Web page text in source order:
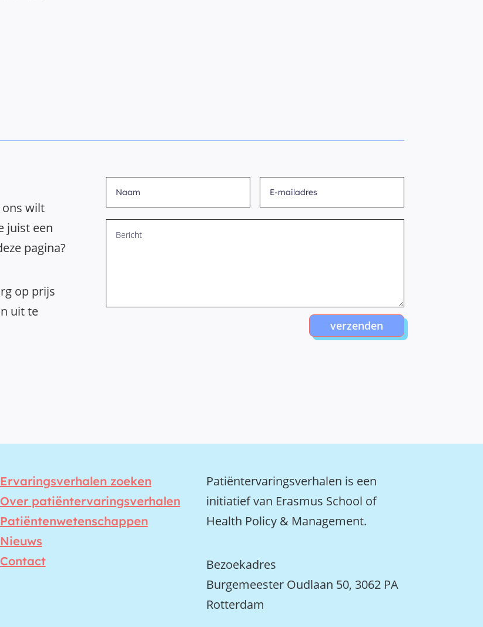
ons wilt
juist een
pagina?
op prijs
uit te
verzenden
Ervaringsverhalen zoeken
Over patiëntervaringsverhalen
Patiëntenwetenschappen
Nieuws
Contact
Patiëntervaringsverhalen is een
initiatief van Erasmus School of
Health Policy & Management.
Bezoekadres
Burgemeester Oudlaan 50, 3062 PA
Rotterdam